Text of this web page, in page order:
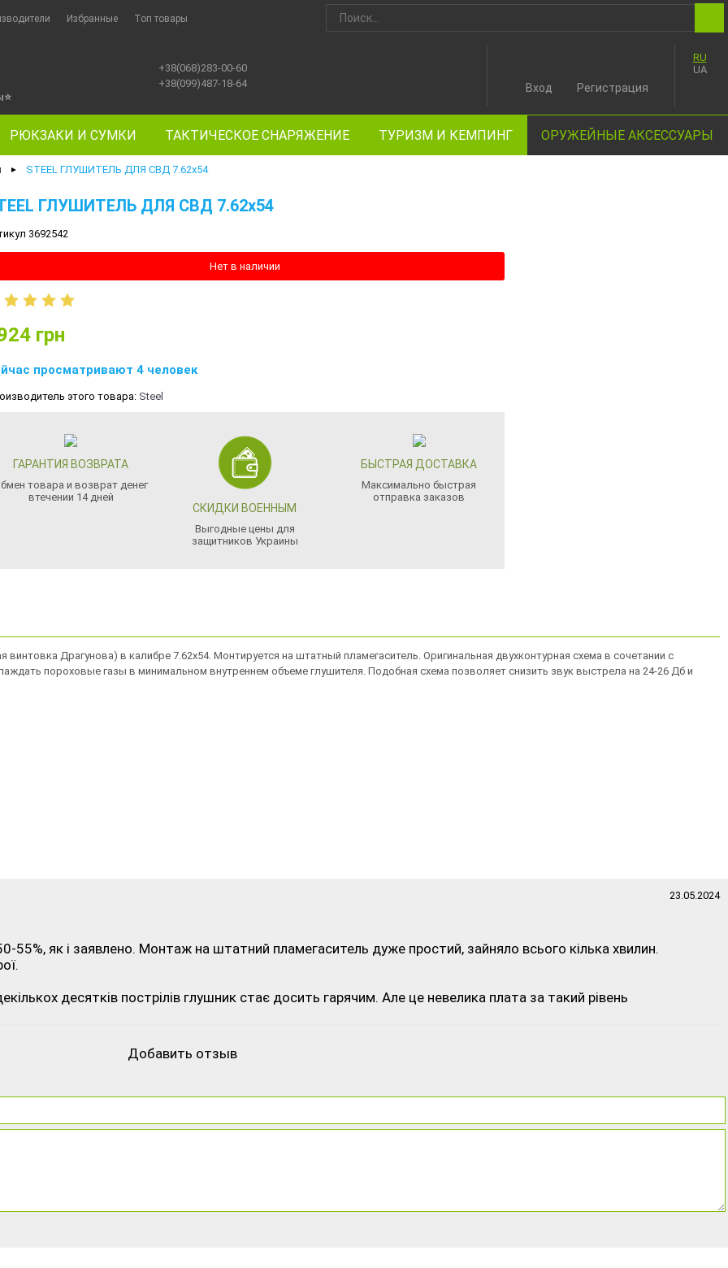
Избранные Топ товары
⭐
+38(068)283-00-60
+38(099)487-18-64
RU
UA
Вход Регистрация
РЮКЗАКИ И СУМКИ ТАКТИЧЕСКОЕ СНАРЯЖЕНИЕ ТУРИЗМ И КЕМПИНГ ОРУЖЕЙНЫЕ АКСЕССУАРЫ
► STEEL ГЛУШИТЕЛЬ ДЛЯ СВД 7.62х54
ГЛУШИТЕЛЬ ДЛЯ СВД 7.62х54
3692542
Нет в наличии
грн
просматривают 4 человек
этого товара: Steel
ГАРАНТИЯ ВОЗВРАТА
товара и возврат денег
втечении 14 дней
СКИДКИ ВОЕННЫМ
Выгодные цены для
защитников Украины
БЫСТРАЯ ДОСТАВКА
Максимально быстрая
отправка заказов
Драгунова) в калибре 7.62х54. Монтируется на штатный пламегаситель. Оригинальная двухконтурная схема в сочетании с
пороховые газы в минимальном внутреннем объеме глушителя. Подобная схема позволяет снизить звук выстрела на 24-26 Дб и
23.05.2024
55%, як і заявлено. Монтаж на штатний пламегаситель дуже простий, зайняло всього кілька хвилин.
десятків пострілів глушник стає досить гарячим. Але це невелика плата за такий рівень
Добавить отзыв